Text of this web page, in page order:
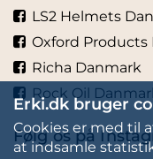
LS2 Helmets
Oxford Products
Richa Danmark
Rock Oil
Følg os på
Erki.dk bruger
Cookies er med til
at indsamle